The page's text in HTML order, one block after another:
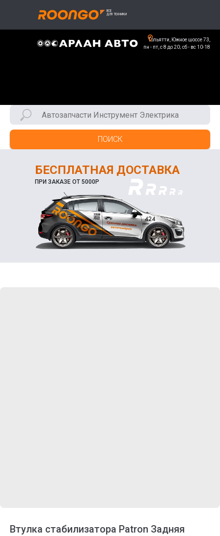
Тольятти, Южное шоссе 73,
пн - пт, с 8 до 20; сб - вс 10-18
ПОИСК
БЕСПЛАТНАЯ ДОСТАВКА
ПРИ ЗАКАЗЕ ОТ 5000Р
Втулка стабилизатора Patron Задняя